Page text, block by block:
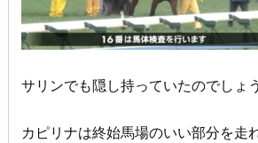
サリンでも隠し持っていたのでしょ
カピリナは終始馬場のいい部分を走